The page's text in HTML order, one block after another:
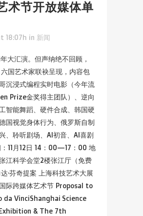
术节开放媒体单
18:07h in 新闻
大汇演。但声纳绝不回顾，
国艺术家联袂呈现，内容包
沉浸式编程实时电影（今年流
Prize金奖得主团队）、逆向
智能舞蹈、硬件合成、韩国硬
国视觉身体行为、俄罗斯自制
、聆听剧场、AI初音、AI喜剧
11月12日 14：00—17：00 地
江科学会堂2楼张江厅（免费
·芬奇提案 上海科技艺术大展
际跨媒体艺术节 Proposal to
da VinciShanghai Science
& The 7th